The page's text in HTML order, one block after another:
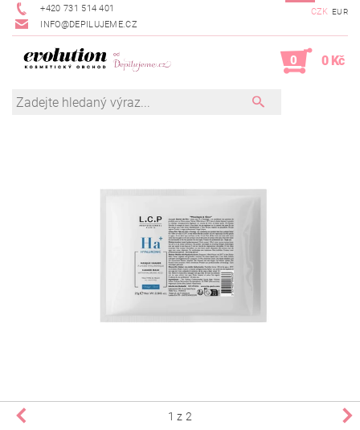
+420 731 514 401
INFO@DEPILUJEME.CZ
CZK EUR
0 0 Kč
1 z 2